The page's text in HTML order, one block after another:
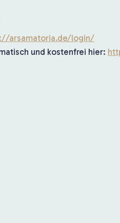
arsamatoria.de/login/
und kostenfrei hier: